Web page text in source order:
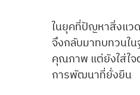
ในยุคที่ปัญหาสิ่งแว
จึงกลับมาทบทวนใ
คุณภาพ แต่ยังใส่ใจ
การพัฒนาที่ยั่งยืน